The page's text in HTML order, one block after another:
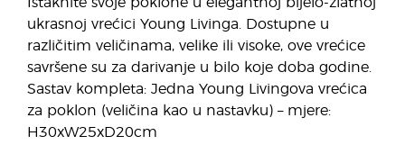
Istaknite svoje poklone u elegantnoj bijelo-zlatnoj
ukrasnoj vrećici Young Livinga. Dostupne u
različitim veličinama, velike ili visoke, ove vrećice
savršene su za darivanje u bilo koje doba godine.
Sastav kompleta: Jedna Young Livingova vrećica
za poklon (veličina kao u nastavku) – mjere:
H30xW25xD20cm